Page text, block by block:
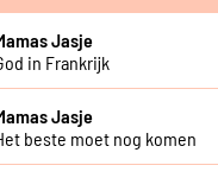
Jasje
in Frankrijk
Jasje
beste moet nog komen